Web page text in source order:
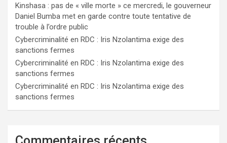
Kinshasa : pas de « ville morte » ce mercredi, le gouverneur
Daniel Bumba met en garde contre toute tentative de
trouble à l’ordre public
Cybercriminalité en RDC : Iris Nzolantima exige des
sanctions fermes
Cybercriminalité en RDC : Iris Nzolantima exige des
sanctions fermes
Cybercriminalité en RDC : Iris Nzolantima exige des
sanctions fermes